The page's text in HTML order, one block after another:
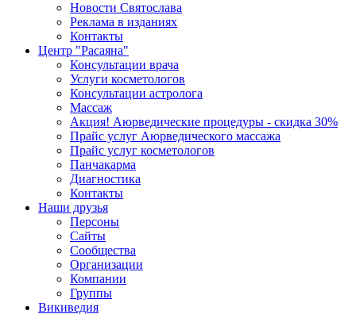
Новости Святослава
Реклама в изданиях
Контакты
Центр "Расаяна"
Консультации врача
Услуги косметологов
Консультации астролога
Массаж
Акция! Аюрведические процедуры - скидка 30%
Прайс услуг Аюрведического массажа
Прайс услуг косметологов
Панчакарма
Диагностика
Контакты
Наши друзья
Персоны
Сайты
Сообщества
Организации
Компании
Группы
Викиведия